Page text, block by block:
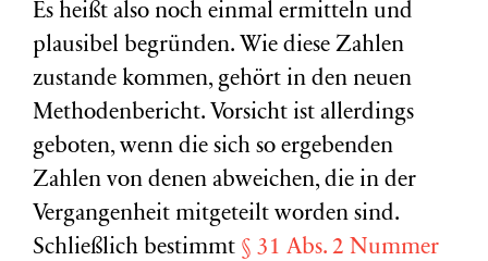
Es heißt also noch einmal ermitteln und
plausibel begründen. Wie diese Zahlen
zustande kommen, gehört in den neuen
Methodenbericht. Vorsicht ist allerdings
geboten, wenn die sich so ergebenden
Zahlen von denen abweichen, die in der
Vergangenheit mitgeteilt worden sind.
Schließlich bestimmt § 31 Abs. 2 Nummer